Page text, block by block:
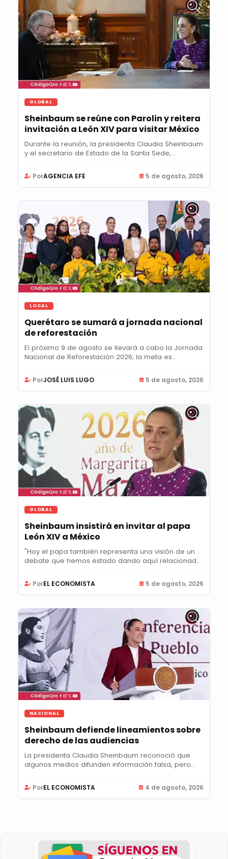
GLOBAL
Sheinbaum se reúne con Parolin y reitera
invitación a León XIV para visitar México
Durante la reunión, la presidenta Claudia Sheinbaum
y el secretario de Estado de la Santa Sede,...
PorAGENCIA EFE 5 de agosto, 2026
LOCAL
Querétaro se sumará a jornada nacional
de reforestación
El próximo 9 de agosto se llevará a cabo la Jornada
Nacional de Reforestación 2026; la meta es...
PorJOSÉ LUIS LUGO 5 de agosto, 2026
GLOBAL
Sheinbaum insistirá en invitar al papa
León XIV a México
"Hoy el papa también representa una visión de un
debate que hemos estado dando aquí relacionado
PorEL ECONOMISTA 5 de agosto, 2026
NACIONAL
Sheinbaum defiende lineamientos sobre
derecho de las audiencias
La presidenta Claudia Sheinbaum reconoció que
algunos medios difunden información falsa, pero...
PorEL ECONOMISTA 4 de agosto, 2026